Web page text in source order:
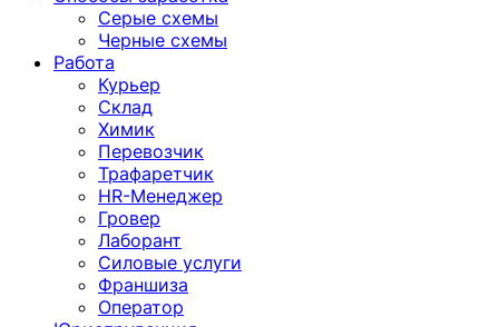
Серые схемы
Черные схемы
Работа
Курьер
Склад
Химик
Перевозчик
Трафаретчик
HR-Менеджер
Гровер
Лаборант
Силовые услуги
Франшиза
Оператор